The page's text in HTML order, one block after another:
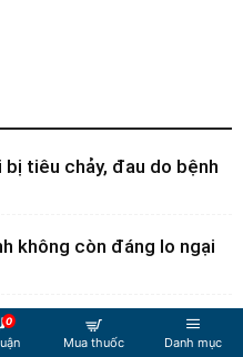
tiêu chảy, đau do bệnh
không còn đáng lo ngại
sức hút, giữ trọn nét
0
Mua thuốc Danh mục